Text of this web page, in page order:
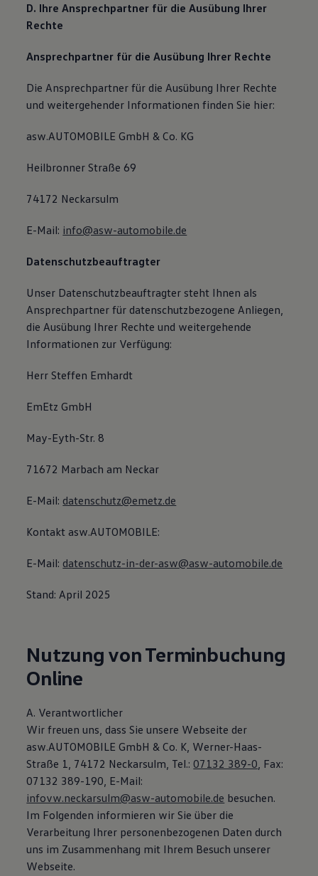
D. Ihre Ansprechpartner für die Ausübung Ihrer
Rechte
Ansprechpartner für die Ausübung Ihrer Rechte
Die Ansprechpartner für die Ausübung Ihrer Rechte
und weitergehender Informationen finden Sie hier:
asw.AUTOMOBILE GmbH & Co. KG
Heilbronner Straße 69
74172 Neckarsulm
E-Mail: info@asw-automobile.de
Datenschutzbeauftragter
Unser Datenschutzbeauftragter steht Ihnen als
Ansprechpartner für datenschutzbezogene Anliegen,
die Ausübung Ihrer Rechte und weitergehende
Informationen zur Verfügung:
Herr Steffen Emhardt
EmEtz GmbH
May-Eyth-Str. 8
71672 Marbach am Neckar
E-Mail: datenschutz@emetz.de
Kontakt asw.AUTOMOBILE:
E-Mail: datenschutz-in-der-asw@asw-automobile.de
Stand: April 2025
Nutzung von Terminbuchung
Online
A. Verantwortlicher
Wir freuen uns, dass Sie unsere Webseite der
asw.AUTOMOBILE GmbH & Co. K, Werner-Haas-
Straße 1, 74172 Neckarsulm, Tel.:07132 389-0, Fax:
07132 389-190, E-Mail:
infovw.neckarsulm@asw-automobile.de besuchen.
Im Folgenden informieren wir Sie über die
Verarbeitung Ihrer personenbezogenen Daten durch
uns im Zusammenhang mit Ihrem Besuch unserer
Webseite.